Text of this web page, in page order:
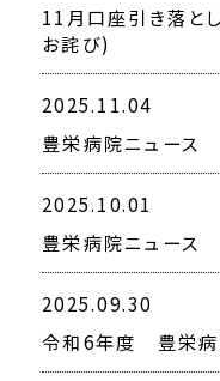
11月口座引き落と
お詫び)
2025.11.04
豊栄病院ニュース
2025.10.01
豊栄病院ニュース
2025.09.30
令和6年度 豊栄